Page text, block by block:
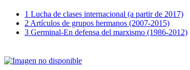
1 Lucha de clases internacional (a partir de 2017)
2 Artículos de grupos hermanos (2007-2015)
3 Germinal-En defensa del marxismo (1986-2012)